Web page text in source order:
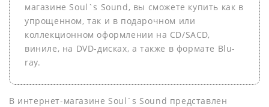
магазине Soul`s Sound, вы сможете купить как в
упрощенном, так и в подарочном или
коллекционном оформлении на СD/SACD,
виниле, на DVD-дисках, а также в формате Blu-
ray.
В интернет-магазине Soul`s Sound представлен